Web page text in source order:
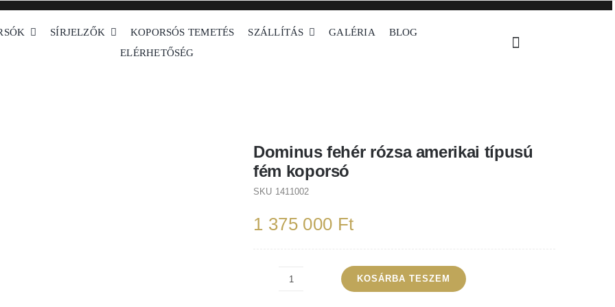
SÍRJELZŐK KOPORSÓS TEMETÉS SZÁLLÍTÁS GALÉRIA
BLOG
ELÉRHETŐSÉG
Fehér koporsók Fém koporsók
Dominus fehér rózsa amerikai típusú
fém koporsó
SKU 1411002
1 375 000 Ft
KOSÁRBA TESZEM